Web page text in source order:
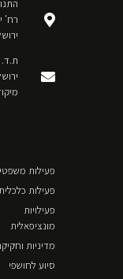
רח' יפו 208,
ת.ד. 36054
מיקוד:
פעילות
פעילות
פעילויות
מונציפאלית
מדיניות
סיוע לחושפי